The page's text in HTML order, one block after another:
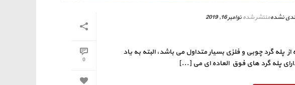
0
نشدهمنتشر شده نوامبر 16, 2019
پله گرد چوبی و فلزی بسیار متداول می باشد، البته به یاد
پله گرد های فوق العاده ای می [...]